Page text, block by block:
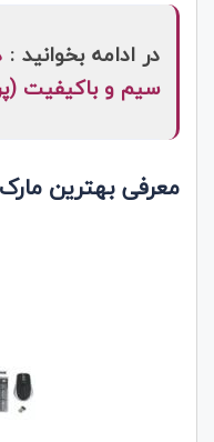
در ادامه بخوانید :
سیم و باکیفیت
معرفی بهترین مارک